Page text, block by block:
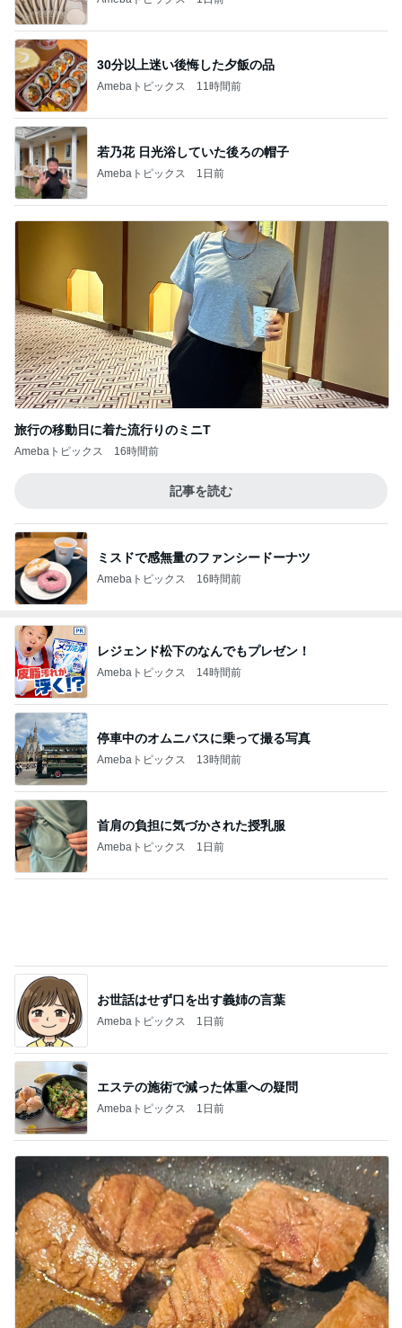
30分以上迷い後悔した夕飯の品
Amebaトピックス 11時間前
若乃花 日光浴していた後ろの帽子
Amebaトピックス 1日前
旅行の移動日に着た流行りのミニT
Amebaトピックス 16時間前
記事を読む
ミスドで感無量のファンシードーナツ
Amebaトピックス 16時間前
レジェンド松下のなんでもプレゼン！
Amebaトピックス 14時間前
停車中のオムニバスに乗って撮る写真
Amebaトピックス 13時間前
首肩の負担に気づかされた授乳服
Amebaトピックス 1日前
エステの施術で減った体重への疑問
Amebaトピックス 1日前
だいた 息子としたいバーベキュー
Amebaトピックス 14時間前